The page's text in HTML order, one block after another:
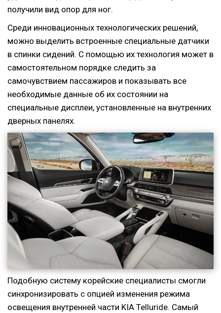
получили вид опор для ног.
Среди инновационных технологических решений,
можно выделить встроенные специальные датчики
в спинки сидений. С помощью их технология может в
самостоятельном порядке следить за
самочувствием пассажиров и показывать все
необходимые данные об их состоянии на
специальные дисплеи, установленные на внутренних
дверных панелях.
Подобную систему корейские специалисты смогли
синхронизировать с опцией изменения режима
освещения внутренней части KIA Telluride. Самый